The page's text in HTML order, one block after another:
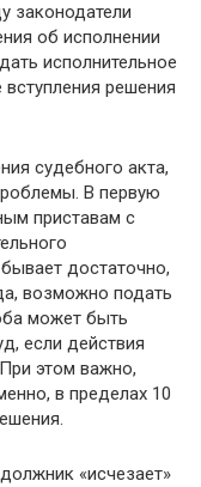
законодатели
об исполнении
исполнительное
решения
судебного акта,
В первую
приставам с
достаточно,
возможно подать
может быть
если действия
этом важно,
в пределах 10
«исчезает»